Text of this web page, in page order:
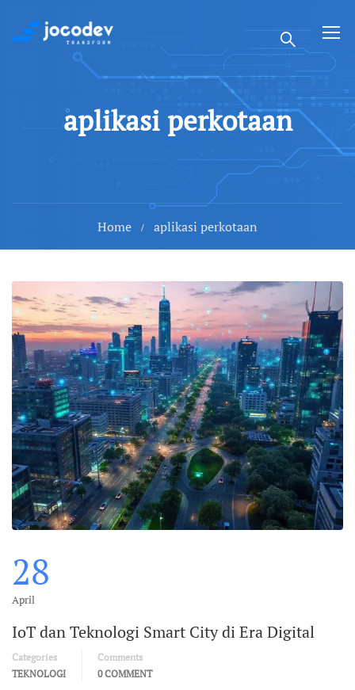
aplikasi perkotaan
Home aplikasi perkotaan
28
April
IoT dan Teknologi Smart City di Era Digital
Categories
TEKNOLOGI
Comments
0 COMMENT